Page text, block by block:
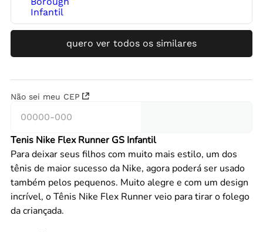
quero ver todos os similares
Não sei meu CEP
Tenis Nike Flex Runner GS Infantil
Para deixar seus filhos com muito mais estilo, um dos
tênis de maior sucesso da Nike, agora poderá ser usado
também pelos pequenos. Muito alegre e com um design
incrível, o Tênis Nike Flex Runner veio para tirar o folego
da criançada.